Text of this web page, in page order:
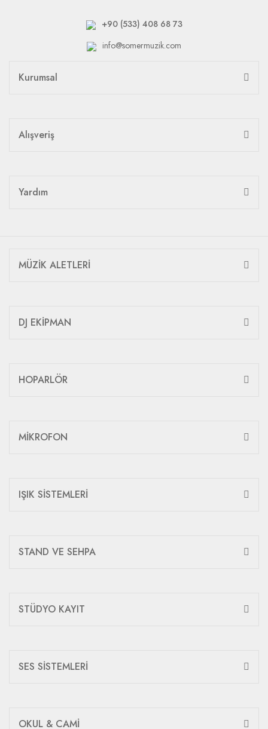
+90 (533) 408 68 73
info@somermuzik.com
Kurumsal
Alışveriş
Yardım
MÜZİK ALETLERİ
DJ EKİPMAN
HOPARLÖR
MİKROFON
IŞIK SİSTEMLERİ
STAND VE SEHPA
STÜDYO KAYIT
SES SİSTEMLERİ
OKUL & CAMİ